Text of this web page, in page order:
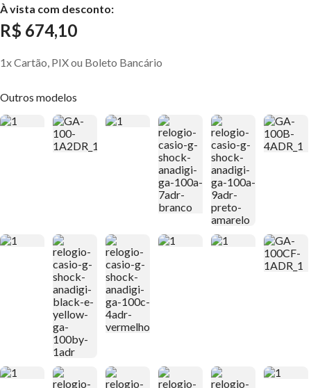
À vista com desconto:
R$ 674,10
1x Cartão, PIX ou Boleto Bancário
Outros modelos